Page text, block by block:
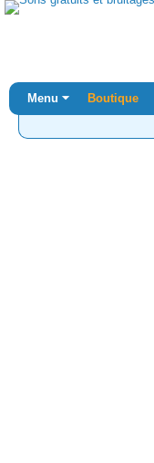
Menu ⏷ Boutique